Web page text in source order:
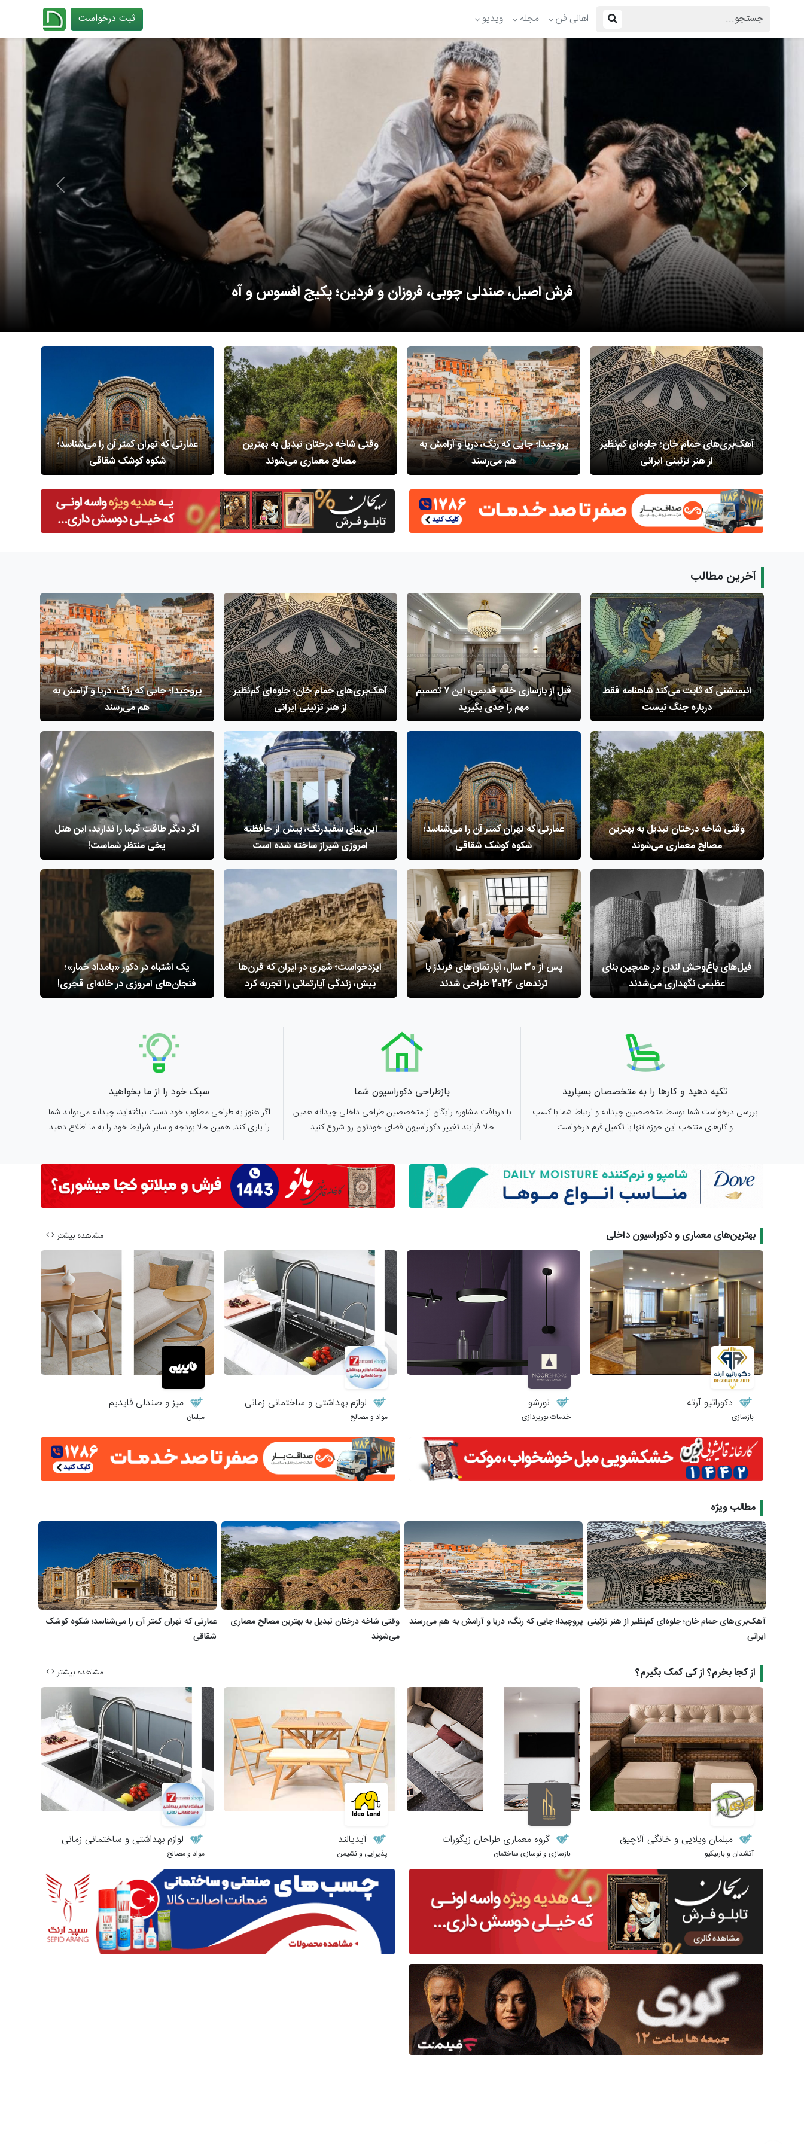
اهالی فن مجله ویدیو ثبت درخواست
چیدانه
زندگی روی نوارهای باریک خشکی؛ روستایی متفاوت در هلند
Previous
Next
آهک‌بری‌های حمام خان؛ جلوه‌ای کم‌نظیر
از هنر تزئینی ایرانی
پروچیدا؛ جایی که رنگ، دریا و آرامش به
هم می‌رسند
وقتی ‌شاخه درختان تبدیل به بهترین
مصالح معماری می‌شوند
عمارتی که تهران کمتر آن را می‌شناسد؛
شکوه کوشک شقاقی
آخرین مطالب
انیمیشنی که ثابت می‌کند شاهنامه فقط
درباره جنگ نیست
قبل از بازسازی خانه قدیمی، این ۷ تصمیم
مهم را جدی بگیرید
آهک‌بری‌های حمام خان؛ جلوه‌ای کم‌نظیر
از هنر تزئینی ایرانی
پروچیدا؛ جایی که رنگ، دریا و آرامش به
هم می‌رسند
وقتی ‌شاخه درختان تبدیل به بهترین
مصالح معماری می‌شوند
عمارتی که تهران کمتر آن را می‌شناسد؛
شکوه کوشک شقاقی
این بنای سفیدرنگ، پیش از حافظیه
امروزی شیراز ساخته شده است
اگر دیگر طاقت گرما را ندارید، این هتل
یخی منتظر شماست!
فیل‌های باغ‌وحش لندن در همچین بنای
عظیمی نگهداری می‌شدند
پس از 30 سال، آپارتمان‌های فرندز با
ترندهای 2026 طراحی شدند
ایزدخواست؛ شهری در ایران که قرن‌ها
پیش، زندگی آپارتمانی را تجربه کرد
یک اشتباه در دکور «بامداد خمار»؛
فنجان‌های امروزی در خانه‌ای قجری!
تکیه دهید و کارها را به متخصصان بسپارید
بررسی درخواست شما توسط متخصصین چیدانه و ارتباط شما با کسب
و کارهای منتخب این حوزه تنها با تکمیل فرم درخواست
بازطراحی دکوراسیون شما
با دریافت مشاوره رایگان از متخصصین طراحی داخلی چیدانه همین
حالا فرایند تغییر دکوراسیون فضای خودتون رو شروع کنید
سبک خود را از ما بخواهید
اگر هنوز به طراحی مطلوب خود دست نیافته‌اید، چیدانه می‌تواند شما
را یاری کند. همین حالا بودجه و سایر شرایط خود را به ما اطلاع دهید
بهترین‌های معماری و دکوراسیون داخلی مشاهده بیشتر
دکوراتیو آرته
بازسازی
نورشو
خدمات نورپردازی
لوازم بهداشتی و ساختمانی زمانی
مواد و مصالح
میز و صندلی فایدیم
مبلمان
مطالب ویژه
آهک‌بری‌های حمام خان؛ جلوه‌ای کم‌نظیر از هنر تزئینی
ایرانی
پروچیدا؛ جایی که رنگ، دریا و آرامش به هم می‌رسند
وقتی ‌شاخه درختان تبدیل به بهترین مصالح معماری
می‌شوند
عمارتی که تهران کمتر آن را می‌شناسد؛ شکوه کوشک
شقاقی
از کجا بخرم؟ از کی کمک بگیرم؟ مشاهده بیشتر
مبلمان ویلایی و خانگی آلاچیق
آتشدان و باربیکیو
گروه معماری طراحان زیگورات
بازسازی و نوسازی ساختمان
آیدیالند
پذیرایی و نشیمن
لوازم بهداشتی و ساختمانی زمانی
مواد و مصالح